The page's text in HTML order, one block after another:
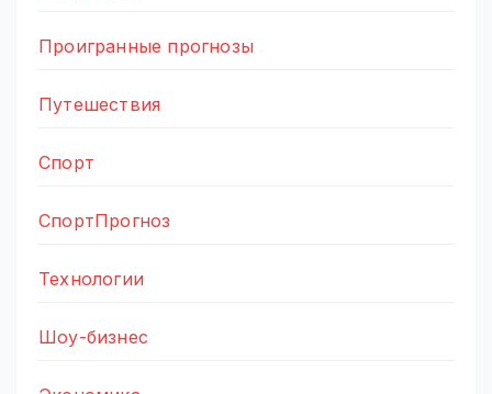
Проигранные прогнозы
Путешествия
Спорт
СпортПрогноз
Технологии
Шоу-бизнес